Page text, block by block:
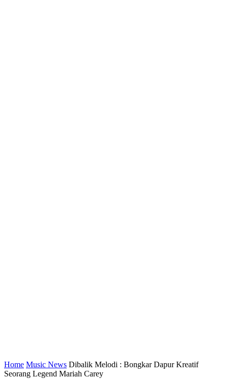
Home Music News Dibalik Melodi : Bongkar Dapur Kreatif
Seorang Legend Mariah Carey